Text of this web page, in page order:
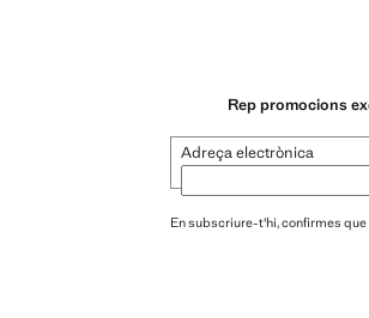
Rep promocions
Adreça electrònica
En subscriure-t'hi, confirmes